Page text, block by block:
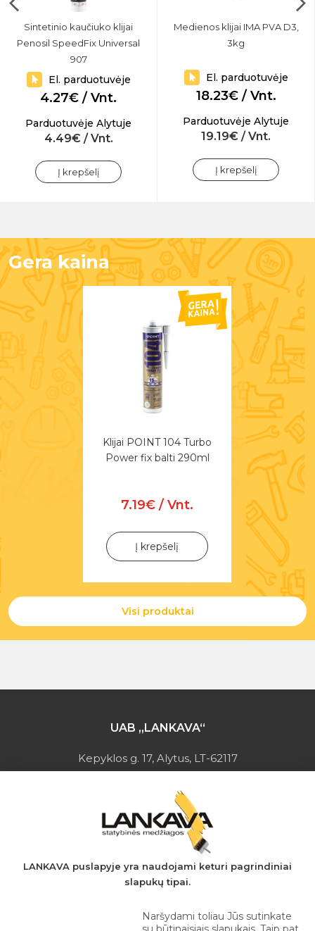
Sintetinio kaučiuko klijai
Penosil SpeedFix Universal
907
El. parduotuvėje
4.27€ / Vnt.
Parduotuvėje Alytuje
4.49€ / Vnt.
Į krepšelį
Medienos klijai IMA PVA D3,
3kg
El. parduotuvėje
18.23€ / Vnt.
Parduotuvėje Alytuje
19.19€ / Vnt.
Į krepšelį
Gera kaina
Visi produktai
Klijai POINT 104 Turbo
Power fix balti 290ml
7.19€ / Vnt.
Į krepšelį
UAB „LANKAVA“
Kepyklos g. 17, Alytus, LT-62117
Įmonės kodas: 149728275
PVM mokėtojo kodas: LT497282716
A.s.: LT037044060001923651
AB SEB bankas
+370 610 42 222
LANKAVA puslapyje yra naudojami keturi pagrindiniai
slapukų tipai.
Naršydami toliau Jūs sutinkate